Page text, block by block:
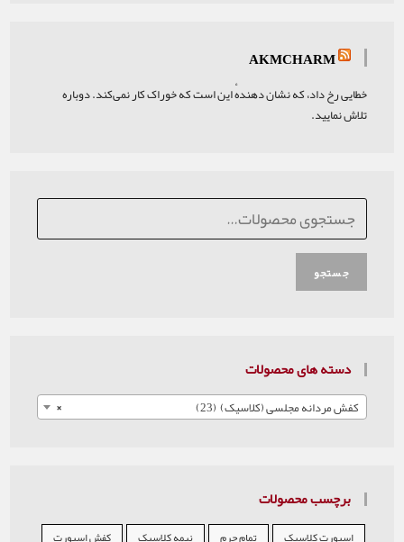
AKMCHARM
خطایی رخ داد، که نشان دهندهٔ این است که خوراک کار نمی‌کند. دوباره
تلاش نمایید.
جستجو
دسته های محصولات
× کفش مردانه مجلسی (کلاسیک) (23)
برچسب محصولات
اسپورت کلاسیک تمام چرم نیمه کلاسیک کفش اسپورت